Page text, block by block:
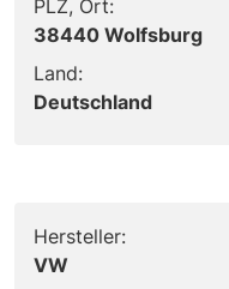
PLZ, Ort:
38440 Wolfsburg
Land:
Deutschland
Hersteller:
VW